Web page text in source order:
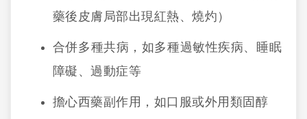
藥後皮膚局部出現紅熱、燒灼 ）
合併多種共病，如多種過敏性疾病、睡眠
障礙、過動症等
擔心西藥副作用，如口服或外用類固醇